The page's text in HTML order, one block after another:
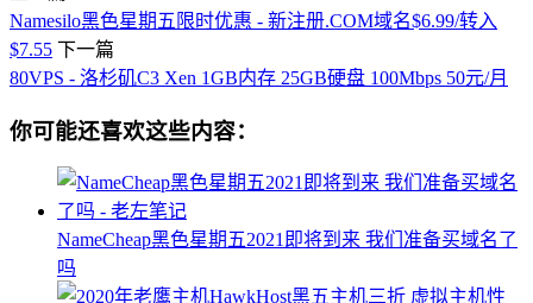
Namesilo黑色星期五限时优惠 - 新注册.COM域名$6.99/转入
$7.55 下一篇
80VPS - 洛杉矶C3 Xen 1GB内存 25GB硬盘 100Mbps 50元/月
你可能还喜欢这些内容：
NameCheap黑色星期五2021即将到来 我们准备买域名了
吗